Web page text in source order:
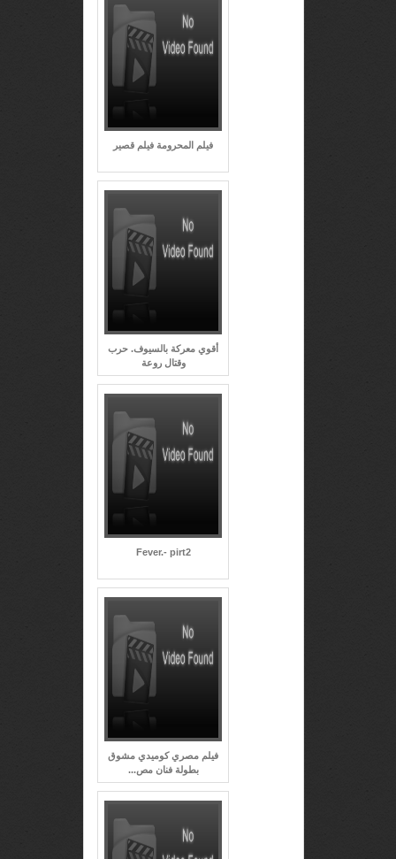
فيلم المحرومة فيلم قصير
أقوي معركة بالسيوف. حرب
وقتال روعة
Fever.- pirt2
فيلم مصري كوميدي مشوق
بطولة فنان مص...